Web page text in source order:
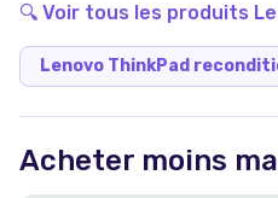
🔍 Voir tous les produits
Lenovo ThinkPad
Acheter moins